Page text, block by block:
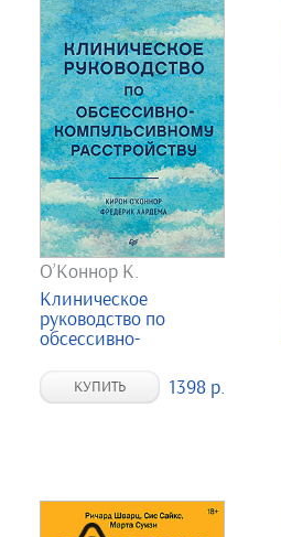
О’Коннор К.
Клиническое
руководство по
обсессивно-
КУПИТЬ 1398 р.